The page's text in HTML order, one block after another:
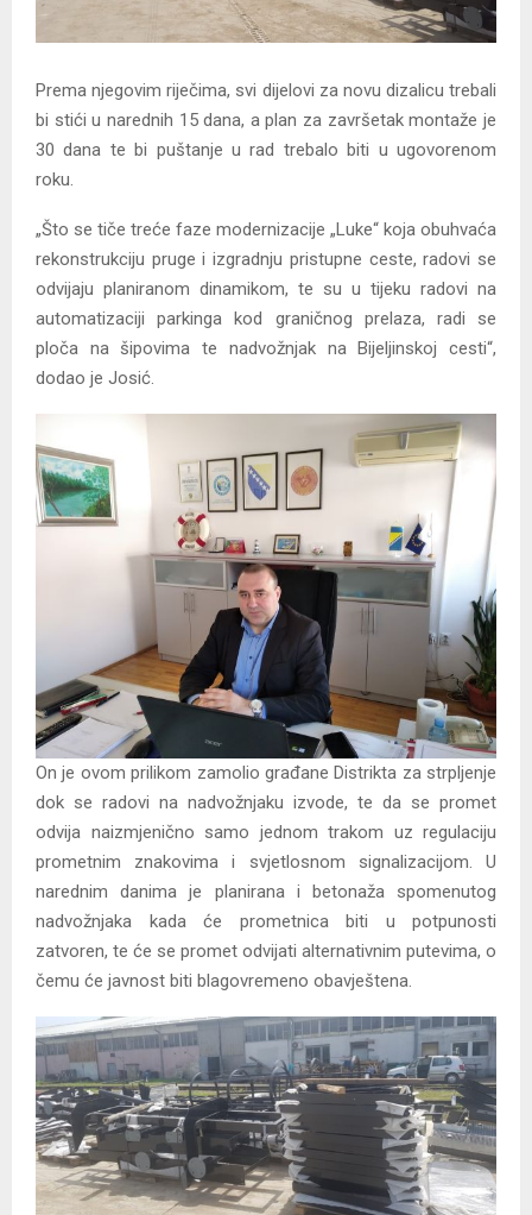
Prema njegovim riječima, svi dijelovi za novu dizalicu trebali
bi stići u narednih 15 dana, a plan za završetak montaže je
30 dana te bi puštanje u rad trebalo biti u ugovorenom
roku.
„Što se tiče treće faze modernizacije „Luke“ koja obuhvaća
rekonstrukciju pruge i izgradnju pristupne ceste, radovi se
odvijaju planiranom dinamikom, te su u tijeku radovi na
automatizaciji parkinga kod graničnog prelaza, radi se
ploča na šipovima te nadvožnjak na Bijeljinskoj cesti“,
dodao je Josić.
On je ovom prilikom zamolio građane Distrikta za strpljenje
dok se radovi na nadvožnjaku izvode, te da se promet
odvija naizmjenično samo jednom trakom uz regulaciju
prometnim znakovima i svjetlosnom signalizacijom. U
narednim danima je planirana i betonaža spomenutog
nadvožnjaka kada će prometnica biti u potpunosti
zatvoren, te će se promet odvijati alternativnim putevima, o
čemu će javnost biti blagovremeno obavještena.